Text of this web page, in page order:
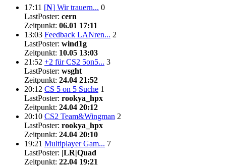
17:11 [N] Wir trauern... 0
LastPoster: cern
Zeitpunkt: 06.01 17:11
13:03 Feedback LANren... 2
LastPoster: wind1g
Zeitpunkt: 10.05 13:03
21:52 +2 für CS2 5on5... 3
LastPoster: wsght
Zeitpunkt: 24.04 21:52
20:12 CS 5 on 5 Suche 1
LastPoster: rookya_hpx
Zeitpunkt: 24.04 20:12
20:10 CS2 Team&Wingman 2
LastPoster: rookya_hpx
Zeitpunkt: 24.04 20:10
19:21 Multiplayer Gam... 7
LastPoster: |LR|Quad
Zeitpunkt: 22.04 19:21